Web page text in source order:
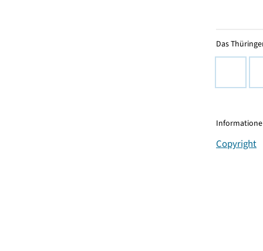
Das
Copyright